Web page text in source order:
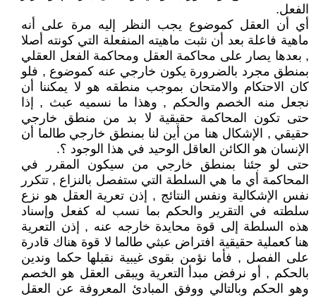
الفعل.
أي أن العقل كموضوع يجب النظر إليه مرة على أنه
ماهية فاعلة بعد أن نثبت ماهيته المنفعلة التي كونته أصلا
, بعدها يصار على محاكمة العقل ومحاكمة الفعل العقلي
بمنطق مجرد بالضرورة يكون خارجي عنه كموضوع , فلو
كان الاحتكام والامتحان بموجب منطقه هو لا يمكننا أن
نجعل منه الخصم والحكم , وهذا ما نسميه عبث , إذا
حتى تكون المحاكمة حقيقية لا بد من منطق خارجي
حقيقي , الإشكال هنا من أين لنا بمنطق خارجي طالما أن
الإنسان هو الكائن العاقل الوحيد في هذا الوجود ؟.
حتى لو جئنا بمنطق خارجي من سيكون المقرر في
المحاكمة أي ما هي السلطة التي ستفصل بالنزاع , تتكرر
نفس الإشكالية ونفس النتائج , إذن تعرية العقل هو نزع
سلطته في التقرير والحكم بما نسب له كفعل وإسناد
هذه السلطة إلى قوة محايدة خارجه عنه , إذن التعرية
هنا كعملية حقيقية افتراض عبثي طالما لا قوة هناك قادرة
على الفصل , فأما نؤمن بقوى غيبية نقبلها حكما وندين
بالحكم , أو نرفض مبدأ التعرية ويبقى العقل هو الخصم
وهو الحكم وبالتالي ووفق المبادئ المعروفة عن العقل